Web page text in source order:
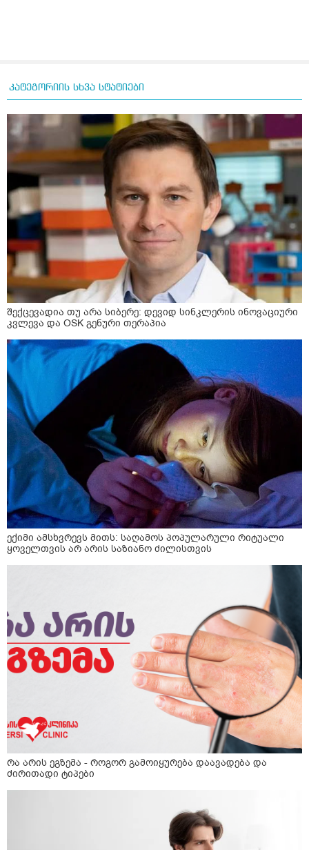
კატეგორიის სხვა სტატიები
შექცევადია თუ არა სიბერე: დევიდ სინკლერის ინოვაციური
კვლევა და OSK გენური თერაპია
ექიმი ამსხვრევს მითს: საღამოს პოპულარული რიტუალი
ყოველთვის არ არის საზიანო ძილისთვის
რა არის ეგზემა - როგორ გამოიყურება დაავადება და
ძირითადი ტიპები